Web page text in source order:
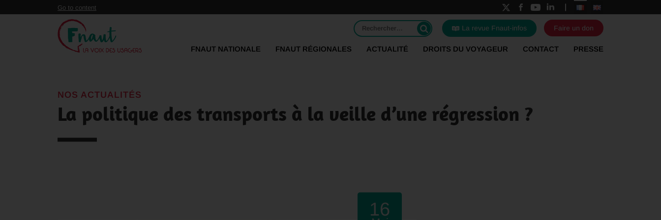
Panneau de gestion des cookies
Go to content
Rechercher : La revue Fnaut-infos Faire un don
FNAUT NATIONALE FNAUT RÉGIONALES ACTUALITÉ DROITS DU VOYAGEUR CONTACT PRESSE
NOS ACTUALITÉS
La politique des transports à la veille d’une régression ?
16